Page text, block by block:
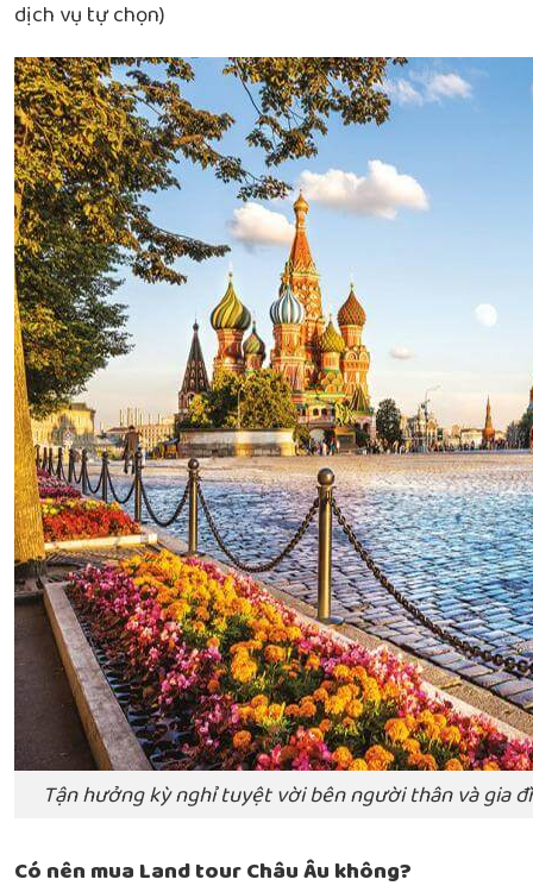
dịch vụ tự chọn)
Tận hưởng kỳ nghỉ tuyệt vời bên người thân và gia
Có nên mua Land tour Châu Âu không?